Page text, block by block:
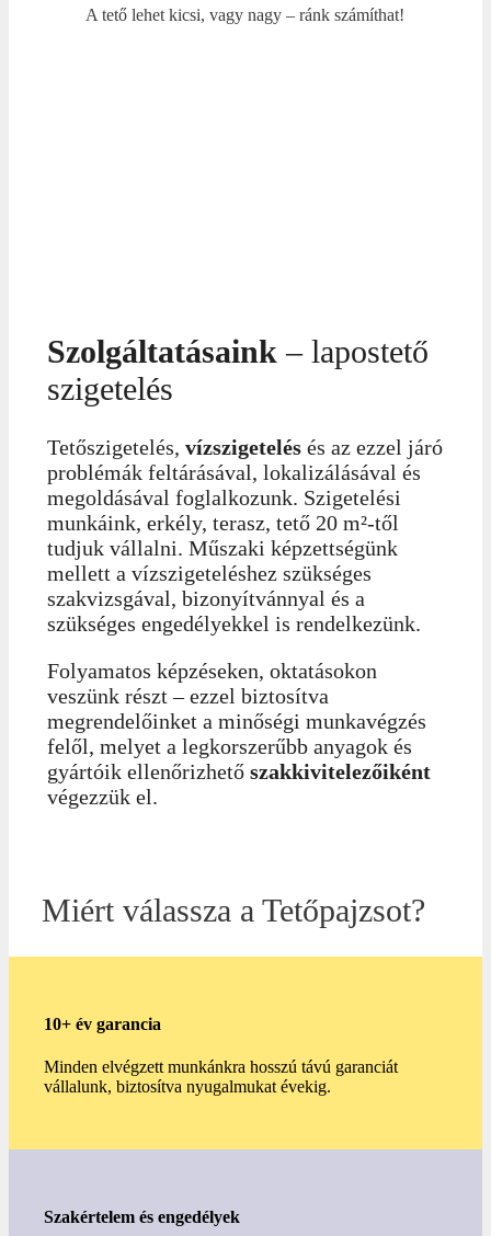
A tető lehet kicsi, vagy nagy – ránk számíthat!
Szolgáltatásaink – lapostető
szigetelés
Tetőszigetelés, vízszigetelésés az ezzel járó
problémák feltárásával, lokalizálásával és
megoldásával foglalkozunk. Szigetelési
munkáink, erkély, terasz, tető 20 m²-től
tudjuk vállalni. Műszaki képzettségünk
mellett a vízszigeteléshez szükséges
szakvizsgával, bizonyítvánnyal és a
szükséges engedélyekkel is rendelkezünk.
Folyamatos képzéseken, oktatásokon
veszünk részt – ezzel biztosítva
megrendelőinket a minőségi munkavégzés
felől, melyet a legkorszerűbb anyagok és
gyártóik ellenőrizhető szakkivitelezőiként
végezzük el.
Miért válassza a Tetőpajzsot?
10+ év garancia
Minden elvégzett munkánkra hosszú távú garanciát
vállalunk, biztosítva nyugalmukat évekig.
Szakértelem és engedélyek